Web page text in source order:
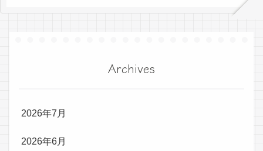
Archives
2026年7月
2026年6月